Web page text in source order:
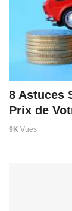
8 Astuces
Prix de
9K Vues